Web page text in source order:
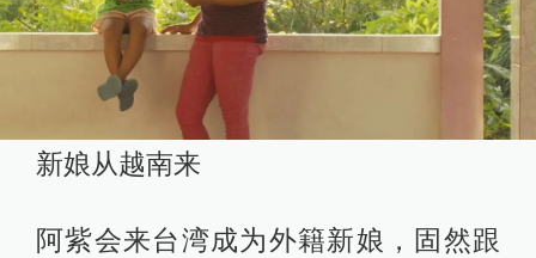
新娘从越南来
阿紫会来台湾成为外籍新娘，固然跟